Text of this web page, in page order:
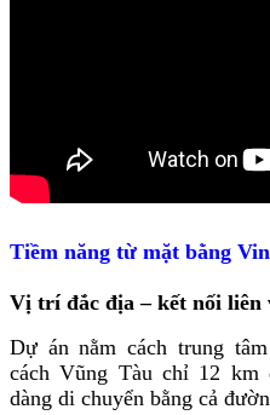
Tiềm năng từ mặt bằng
Vị trí đắc địa – kết nối liên
Dự án nằm cách trung
cách Vũng Tàu chỉ 12 km
dàng di chuyển bằng cả